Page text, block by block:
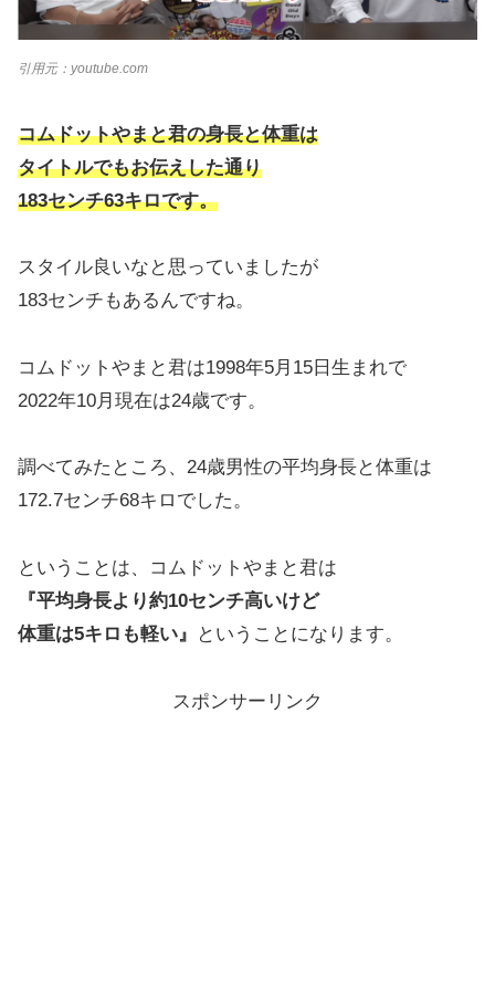
引用元：youtube.com
コムドットやまと君の身長と体重は
タイトルでもお伝えした通り
183センチ63キロです。
スタイル良いなと思っていましたが
183センチもあるんですね。
コムドットやまと君は1998年5月15日生まれで
2022年10月現在は24歳です。
調べてみたところ、24歳男性の平均身長と体重は
172.7センチ68キロでした。
ということは、コムドットやまと君は
『平均身長より約10センチ高いけど
体重は5キロも軽い』
ということになります。
スポンサーリンク